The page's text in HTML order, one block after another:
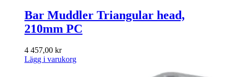
Bar Muddler Triangular head,
210mm PC
4 457,00 kr
Lägg i varukorg